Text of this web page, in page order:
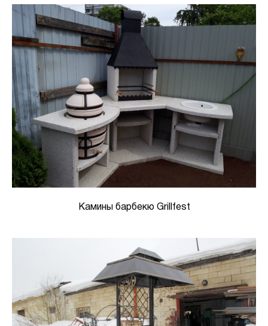
Камины барбекю Grillfest